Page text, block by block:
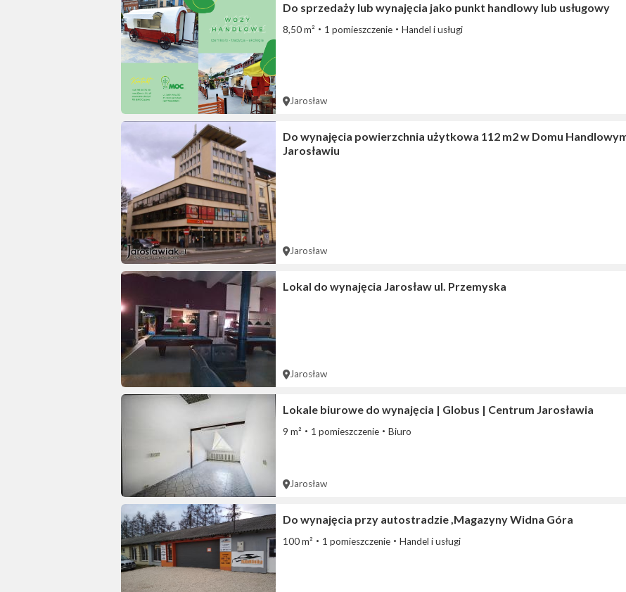
Do sprzedaży lub wynajęcia jako punkt handlowy lub usługowy
8,50 m² 1 pomieszczenie Handel i usługi
Jarosław
Do wynajęcia powierzchnia użytkowa 112 m2 w Domu Handlowym
Jarosławiu
Jarosław
Lokal do wynajęcia Jarosław ul. Przemyska
Jarosław
Lokale biurowe do wynajęcia | Globus | Centrum Jarosławia
9 m² 1 pomieszczenie Biuro
Jarosław
Do wynajęcia przy autostradzie ,Magazyny Widna Góra
100 m² 1 pomieszczenie Handel i usługi